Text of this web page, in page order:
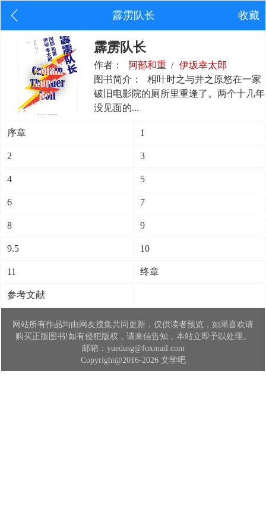
霹雳队长 收藏
霹雳队长
作者： 阿部和重 / 伊坂幸太郎
图书简介：
相叶时之与井之原悠在一家
破旧电影院的厕所里重逢了。两个十几年
没见面的...
序章 1
2 3
4 5
6 7
8 9
9.5 10
11 终章
参考文献
网站所有作品均由网友搜集共同更新，仅供读者预览，如果喜欢请
购买正版图书!如有侵犯版权，请来信告知，本站立即予以处理。
邮箱：yuedusg@foxmail.com
Copyright@2016-2026 文学吧